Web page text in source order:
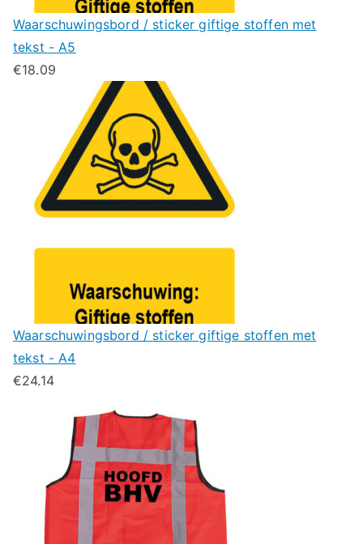
Waarschuwingsbord / sticker giftige stoffen met
tekst - A5
€18.09
Waarschuwingsbord / sticker giftige stoffen met
tekst - A4
€24.14